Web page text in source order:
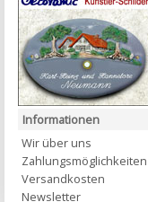
Informationen
Wir über uns
Zahlungsmöglichkeiten
Versandkosten
Newsletter